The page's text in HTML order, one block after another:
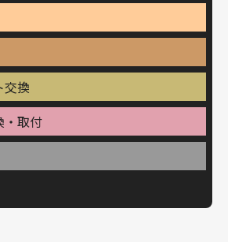
交換
・取付